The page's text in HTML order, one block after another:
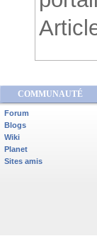
COMMUNAUTÉ
Forum
Blogs
Wiki
Planet
Sites amis